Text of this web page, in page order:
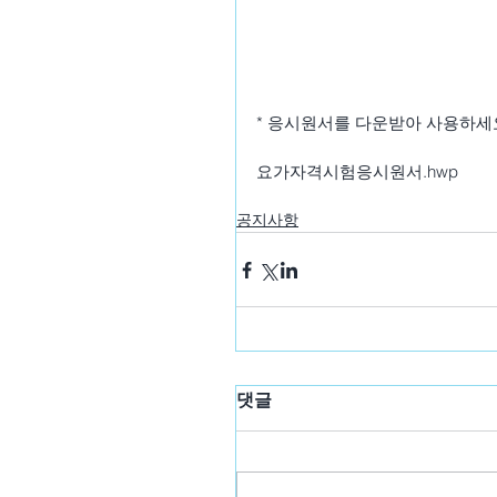
* 응시원서를 다운받아 사용하세
요가자격시험응시원서.hwp
공지사항
댓글